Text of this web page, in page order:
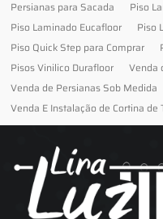
Persianas para Sacada
Piso
Piso Laminado Eucafloor
Piso
Piso Quick Step para Comprar
Pisos Vinilico Durafloor
Venda
Venda de Persianas Sob Medida
Venda E Instalação de Cortina de